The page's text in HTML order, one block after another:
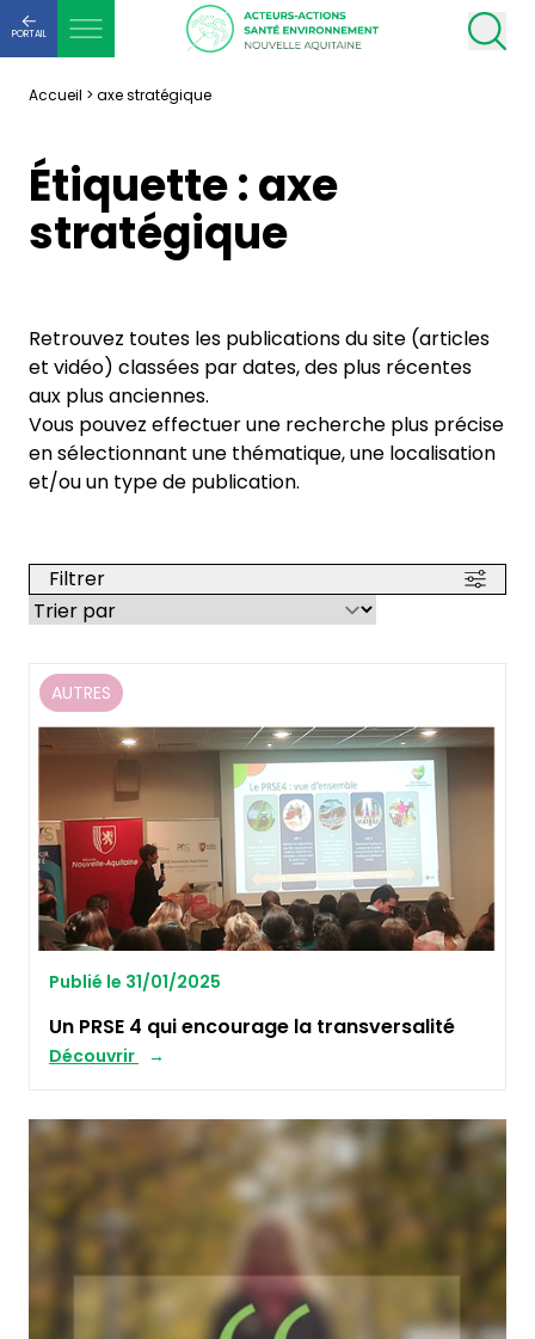
PORTAIL
Accueil > axe stratégique
Étiquette :axe
stratégique
Retrouvez toutes les publications du site (articles
et vidéo) classées par dates, des plus récentes
aux plus anciennes.
Vous pouvez effectuer une recherche plus précise
en sélectionnant une thématique, une localisation
et/ou un type de publication.
Filtrer
AUTRES
Publié le 31/01/2025
Un PRSE 4 qui encourage la transversalité
Découvrir